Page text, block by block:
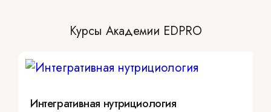
Курсы Академии EDPRO
Интегративная нутрициология